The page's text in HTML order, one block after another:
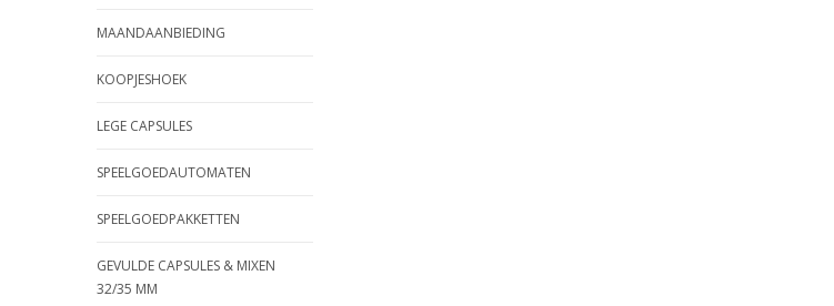
MAANDAANBIEDING
KOOPJESHOEK
LEGE CAPSULES
SPEELGOEDAUTOMATEN
SPEELGOEDPAKKETTEN
GEVULDE CAPSULES & MIXEN
32/35 MM